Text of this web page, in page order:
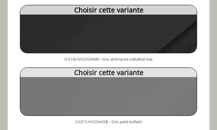
Choisir cette variante
(1618) HX20GANM - Gris anthracite métallisé mat
Choisir cette variante
(1657) HX20445B - Gris perle brillant